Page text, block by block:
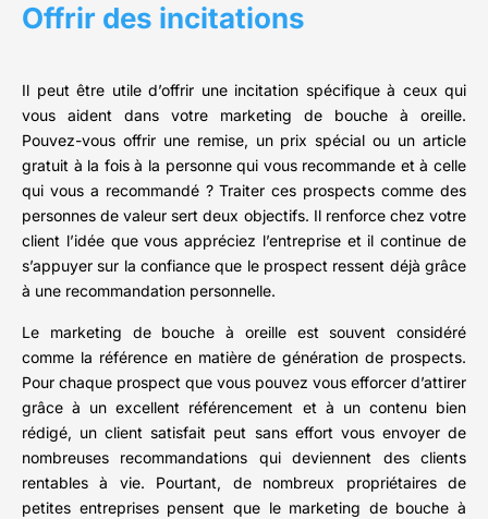
Offrir des incitations
Il peut être utile d’offrir une incitation spécifique à ceux qui
vous aident dans votre marketing de bouche à oreille.
Pouvez-vous offrir une remise, un prix spécial ou un article
gratuit à la fois à la personne qui vous recommande et à celle
qui vous a recommandé ? Traiter ces prospects comme des
personnes de valeur sert deux objectifs. Il renforce chez votre
client l’idée que vous appréciez l’entreprise et il continue de
s’appuyer sur la confiance que le prospect ressent déjà grâce
à une recommandation personnelle.
Le marketing de bouche à oreille est souvent considéré
comme la référence en matière de génération de prospects.
Pour chaque prospect que vous pouvez vous efforcer d’attirer
grâce à un excellent référencement et à un contenu bien
rédigé, un client satisfait peut sans effort vous envoyer de
nombreuses recommandations qui deviennent des clients
rentables à vie. Pourtant, de nombreux propriétaires de
petites entreprises pensent que le marketing de bouche à